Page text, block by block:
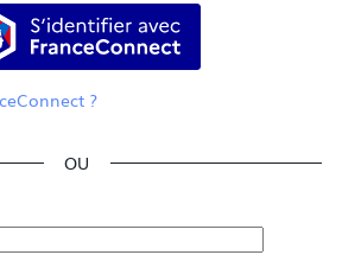
S’identifier avec FranceConnect
?